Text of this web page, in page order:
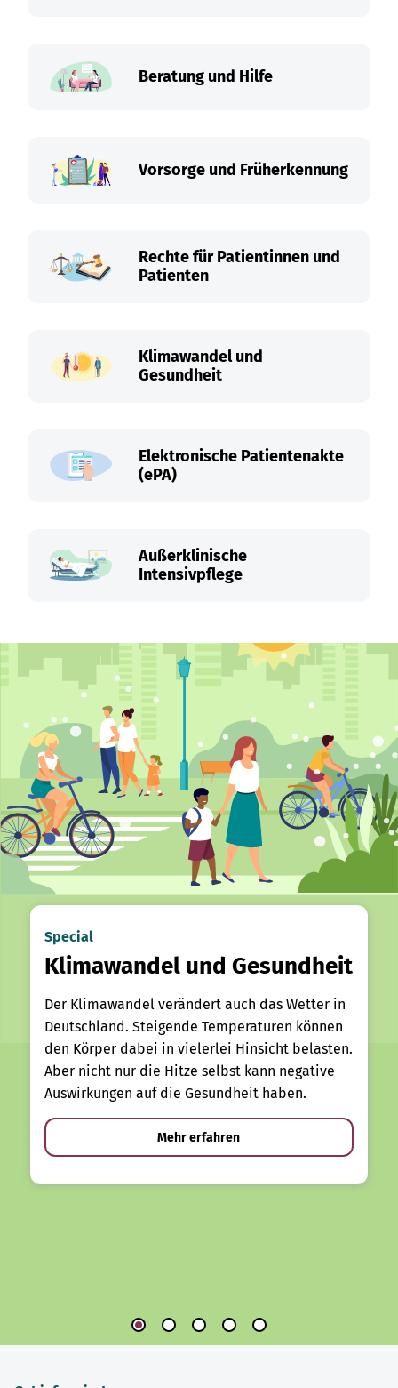
Beratung und Hilfe
Vorsorge und Früherkennung
Rechte für Patientinnen und
Patienten
Klimawandel und
Gesundheit
Elektronische Patientenakte
(ePA)
Außerklinische
Intensivpflege
Special
Klimawandel und Gesundheit
Der Klimawandel verändert auch das Wetter in
Deutschland. Steigende Temperaturen können
den Körper dabei in vielerlei Hinsicht belasten.
Aber nicht nur die Hitze selbst kann negative
Auswirkungen auf die Gesundheit haben.
Mehr erfahren